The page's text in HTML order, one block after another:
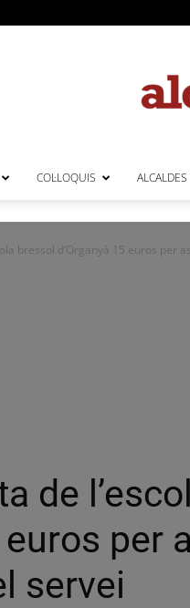
COL·LOQUIS ALCALDES
bressol d’Organyà 15 euros per
de
euros per
servei